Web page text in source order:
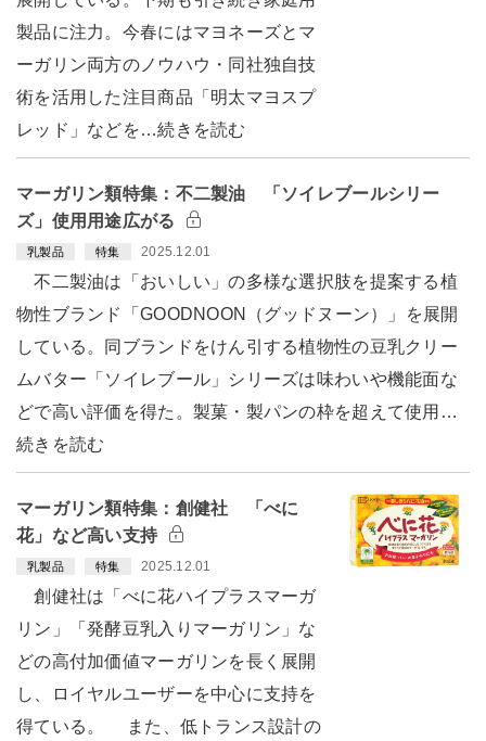
製品に注力。今春にはマヨネーズとマ
ーガリン両方のノウハウ・同社独自技
術を活用した注目商品「明太マヨスプ
レッド」などを…続きを読む
マーガリン類特集：不二製油 「ソイレブールシリー
ズ」使用用途広がる
乳製品 特集 2025.12.01
不二製油は「おいしい」の多様な選択肢を提案する植
物性ブランド「GOODNOON（グッドヌーン）」を展開
している。同ブランドをけん引する植物性の豆乳クリー
ムバター「ソイレブール」シリーズは味わいや機能面な
どで高い評価を得た。製菓・製パンの枠を超えて使用…
続きを読む
マーガリン類特集：創健社 「べに
花」など高い支持
乳製品 特集 2025.12.01
創健社は「べに花ハイプラスマーガ
リン」「発酵豆乳入りマーガリン」な
どの高付加価値マーガリンを長く展開
し、ロイヤルユーザーを中心に支持を
得ている。 また、低トランス設計の